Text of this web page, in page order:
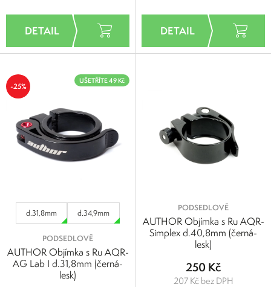
-25%
UŠETŘÍTE 49 Kč
d.31,8mm d.34,9mm
PODSEDLOVÉ
AUTHOR Objímka s Ru AQR-
AG Lab I d.31,8mm (černá-
lesk)
PODSEDLOVÉ
AUTHOR Objímka s Ru AQR-
Simplex d.40,8mm (černá-
lesk)
250 Kč
207 Kč bez DPH